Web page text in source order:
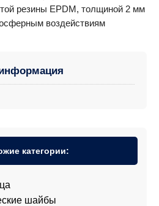
резины EPDM, толщиной 2 мм
воздействиям
категории:
шайбы